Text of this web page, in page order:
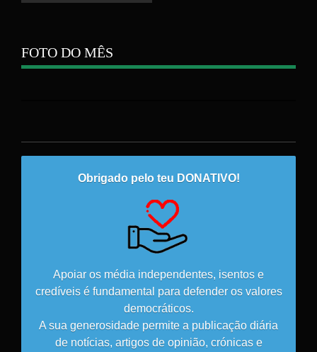
FOTO DO MÊS
Obrigado pelo teu DONATIVO!
Apoiar os média independentes, isentos e
credíveis é fundamental para defender os valores
democráticos.
A sua generosidade permite a publicação diária
de notícias, artigos de opinião, crónicas e